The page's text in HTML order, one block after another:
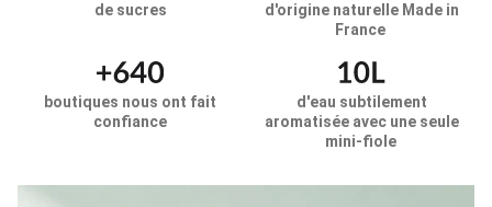
de sucres
d'origine naturelle Made in
France
boutiques nous ont fait
confiance
d'eau subtilement
aromatisée avec une seule
mini-fiole